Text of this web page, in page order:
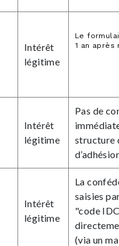
Intérêt
légitime
Le
1 an après
Intérêt
légitime
Pas de
structure
Intérêt
légitime
La
saisies
"code
(via un